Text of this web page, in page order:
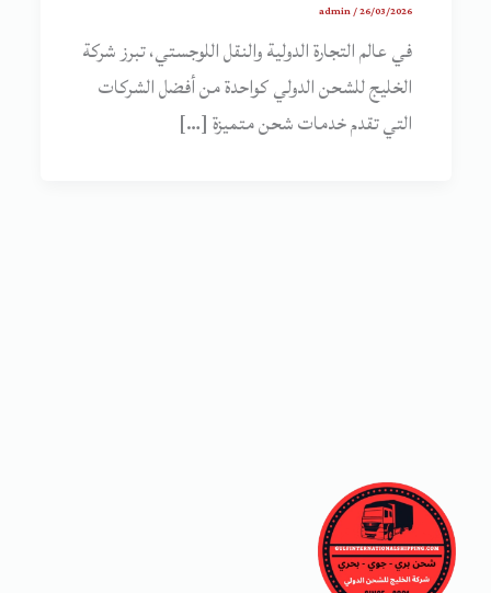
admin/26/03/2026
في عالم التجارة الدولية والنقل اللوجستي، تبرز شركة
الخليج للشحن الدولي كواحدة من أفضل الشركات
التي تقدم خدمات شحن متميزة […]